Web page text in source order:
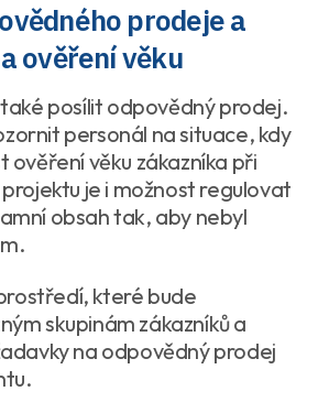
prodeje a
ověření věku
posílit odpovědný prodej.
personál na situace, kdy
ověření věku zákazníka při
je i možnost regulovat
obsah tak, aby nebyl
které bude
skupinám zákazníků a
na odpovědný prodej